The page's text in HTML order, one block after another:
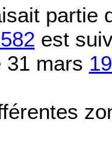
partie
est
31 mars